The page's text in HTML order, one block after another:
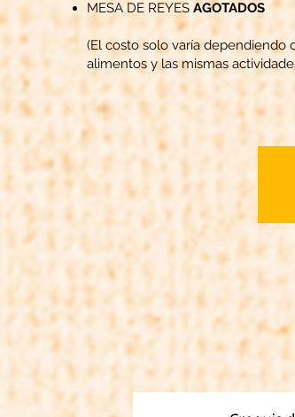
MESA DE REYES AGOTADOS
(El costo solo varía dependiendo
alimentos y las mismas